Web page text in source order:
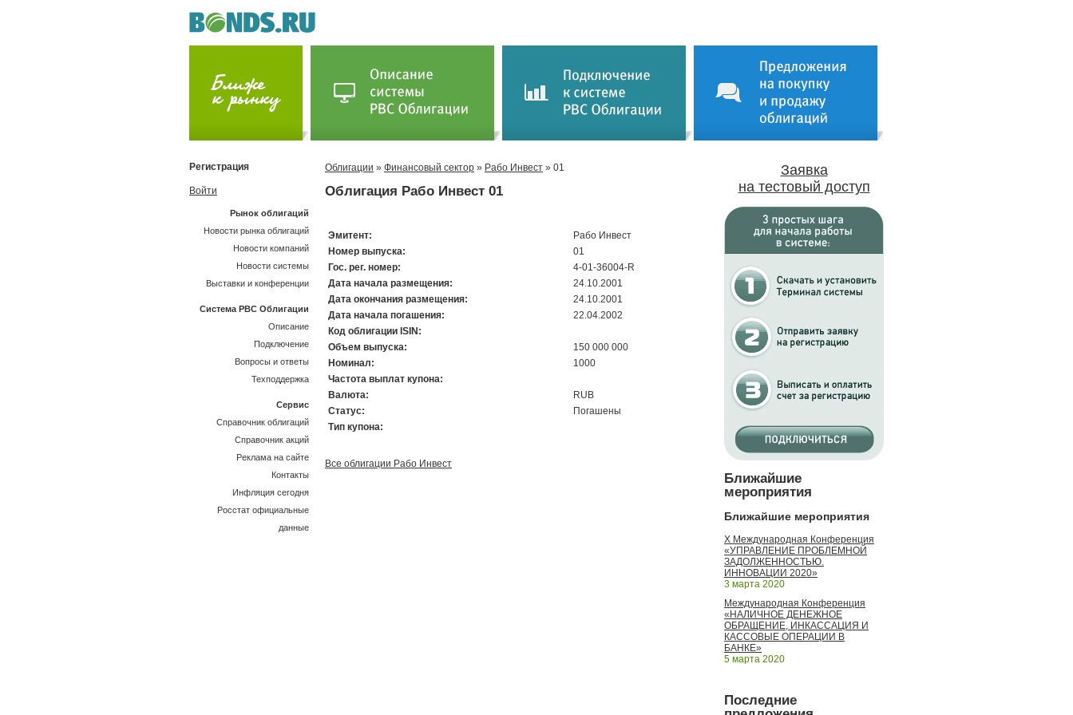
Облигации » Финансовый сектор » Рабо Инвест » 01
Облигация Рабо Инвест 01
Эмитент:
Рабо Инвест
Номер выпуска:
01
Гос. рег. номер:
4-01-36004-R
Дата начала размещения:
24.10.2001
Дата окончания размещения:
24.10.2001
Дата начала погашения:
22.04.2002
Код облигации ISIN:
Объем выпуска:
150 000 000
Номинал:
1000
Частота выплат купона:
Валюта:
RUB
Статус:
Погашены
Тип купона:
Все облигации Рабо Инвест
Заявка
на тестовый доступ
Ближайшие
мероприятия
Ближайшие мероприятия
X Международная Конференция
«УПРАВЛЕНИЕ ПРОБЛЕМНОЙ
ЗАДОЛЖЕННОСТЬЮ.
ИННОВАЦИИ 2020»
3 марта 2020
Международная Конференция
«НАЛИЧНОЕ ДЕНЕЖНОЕ
ОБРАЩЕНИЕ, ИНКАССАЦИЯ И
КАССОВЫЕ ОПЕРАЦИИ В
БАНКЕ»
5 марта 2020
Последние
Регистрация
Войти
Рынок облигаций
Новости рынка облигаций
Новости компаний
Новости системы
Выставки и конференции
Система РВС Облигации
Описание
Подключение
Вопросы и ответы
Техподдержка
Сервис
Справочник облигаций
Справочник акций
Реклама на сайте
Контакты
Инфляция сегодня
Росстат официальные
данные